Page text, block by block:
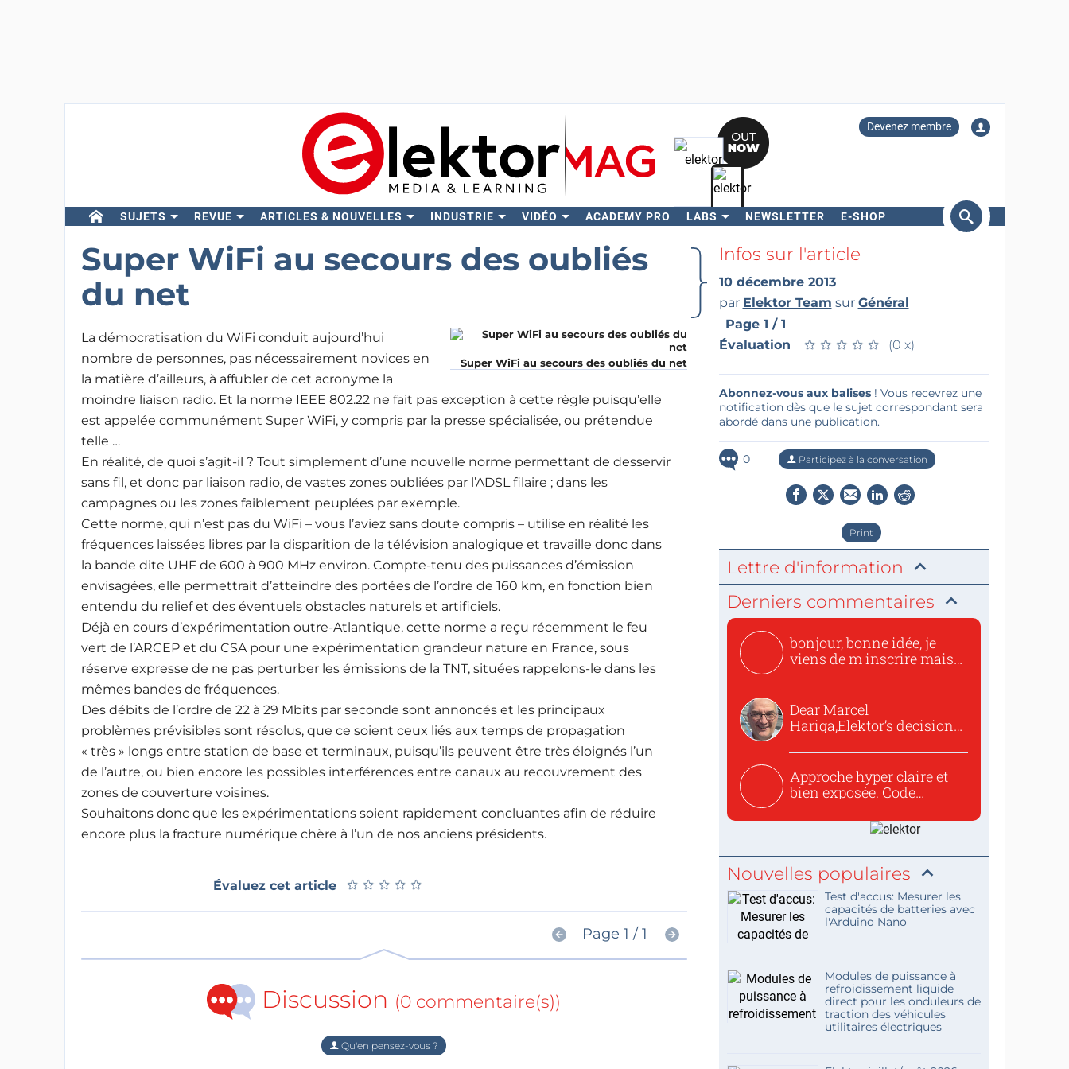
Devenez membre
SUJETS REVUE ARTICLES & NOUVELLES INDUSTRIE VIDÉO ACADEMY PRO LABS NEWSLETTER E-SHOP
Rechercher
Super WiFi au secours des oubliés
du net
Super WiFi au secours des oubliés du net
La démocratisation du WiFi conduit aujourd’hui
nombre de personnes, pas nécessairement novices en
la matière d’ailleurs, à affubler de cet acronyme la
moindre liaison radio. Et la norme IEEE 802.22 ne fait pas exception à cette règle puisqu’elle
est appelée communément Super WiFi, y compris par la presse spécialisée, ou prétendue
telle …
En réalité, de quoi s’agit-il ? Tout simplement d’une nouvelle norme permettant de desservir
sans fil, et donc par liaison radio, de vastes zones oubliées par l’ADSL filaire ; dans les
campagnes ou les zones faiblement peuplées par exemple.
Cette norme, qui n’est pas du WiFi – vous l’aviez sans doute compris – utilise en réalité les
fréquences laissées libres par la disparition de la télévision analogique et travaille donc dans
la bande dite UHF de 600 à 900 MHz environ. Compte-tenu des puissances d’émission
envisagées, elle permettrait d’atteindre des portées de l’ordre de 160 km, en fonction bien
entendu du relief et des éventuels obstacles naturels et artificiels.
Déjà en cours d’expérimentation outre-Atlantique, cette norme a reçu récemment le feu
vert de l’ARCEP et du CSA pour une expérimentation grandeur nature en France, sous
réserve expresse de ne pas perturber les émissions de la TNT, situées rappelons-le dans les
mêmes bandes de fréquences.
Des débits de l’ordre de 22 à 29 Mbits par seconde sont annoncés et les principaux
problèmes prévisibles sont résolus, que ce soient ceux liés aux temps de propagation
« très » longs entre station de base et terminaux, puisqu’ils peuvent être très éloignés l’un
de l’autre, ou bien encore les possibles interférences entre canaux au recouvrement des
zones de couverture voisines.
Souhaitons donc que les expérimentations soient rapidement concluantes afin de réduire
encore plus la fracture numérique chère à l’un de nos anciens présidents.
Évaluez cet article ★ ★ ★ ★ ★
★ ★ ★ ★ ★
Page 1 / 1
Discussion (0 commentaire(s))
Qu'en pensez-vous ?
Infos sur l'article
10 décembre 2013
par Elektor Team sur Général
Page 1 / 1
Évaluation
★ ★ ★ ★ ★
★ ★ ★ ★ ★ (0 x)
Abonnez-vous aux balises! Vous recevrez une
notification dès que le sujet correspondant sera
abordé dans une publication.
0 Participez à la conversation
Print
Lettre d'information
Derniers commentaires
bonjour, bonne idée, je
viens de m inscrire mais
Dear Marcel
Hariga,Elektor’s decision
Approche hyper claire et
bien exposée. Code
Nouvelles populaires
Test d'accus: Mesurer les
capacités de batteries avec
l'Arduino Nano
Modules de puissance à
refroidissement liquide
direct pour les onduleurs de
traction des véhicules
utilitaires électriques